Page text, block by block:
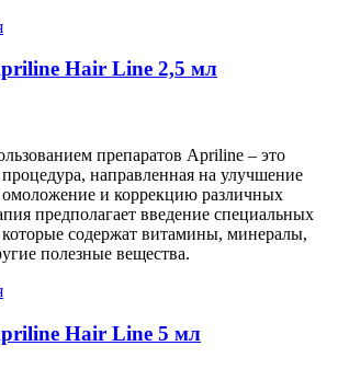
Hair Line 2,5 мл
препаратов Apriline – это
процедура, направленная на улучшение
омоложение и коррекцию различных
предполагает введение специальных
которые содержат витамины, минералы,
полезные вещества.
Hair Line 5 мл